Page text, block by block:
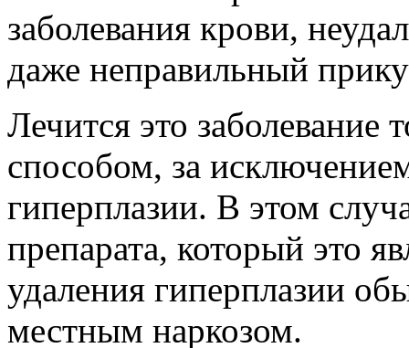
заболевания крови,
даже неправильный
Лечится это заболевание
способом, за
гиперплазии. В этом
препарата, который это
удаления гиперплазии
местным наркозом.